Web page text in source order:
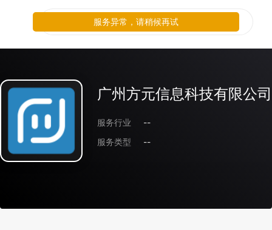
广州方元信息科技有限公司
服务行业
--
服务类型
--
服务异常，请稍候再试